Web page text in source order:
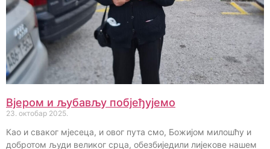
Вјером и љубављу побјеђујемо
23. октобар 2025.
Као и сваког мјесеца, и овог пута смо, Божијом милошћу и
добротом људи великог срца, обезбиједили лијекове нашем